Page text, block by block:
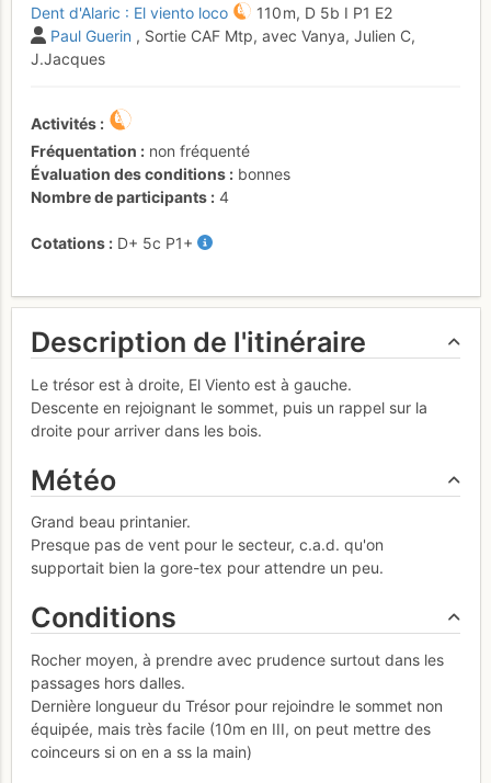
Dent d'Alaric : El viento loco 110 m, D 5b I P1 E2
Paul Guerin , Sortie CAF Mtp, avec Vanya, Julien C,
J.Jacques
Activités
Fréquentation
non fréquenté
Évaluation des conditions
bonnes
Nombre de participants
4
Cotations D+ 5c P1+
Description de l'itinéraire
Le trésor est à droite, El Viento est à gauche.
Descente en rejoignant le sommet, puis un rappel sur la
droite pour arriver dans les bois.
Météo
Grand beau printanier.
Presque pas de vent pour le secteur, c.a.d. qu'on
supportait bien la gore-tex pour attendre un peu.
Conditions
Rocher moyen, à prendre avec prudence surtout dans les
passages hors dalles.
Dernière longueur du Trésor pour rejoindre le sommet non
équipée, mais très facile (10m en III, on peut mettre des
coinceurs si on en a ss la main)